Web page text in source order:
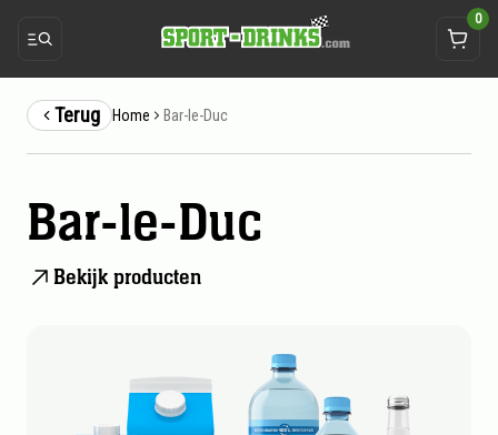
0
Terug Home Bar-le-Duc
Bar-le-Duc
Bekijk producten